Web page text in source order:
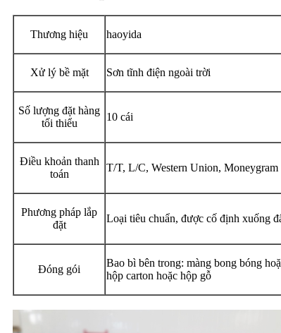
Thương hiệu haoyida
Xử lý bề mặt Sơn tĩnh điện ngoài trời
Số lượng đặt hàng
tối thiểu
10 cái
Điều khoản thanh
toán
T/T, L/C, Western Union, Moneygram
Phương pháp lắp
đặt
Loại tiêu chuẩn, được cố định xuống
Đóng gói
Bao bì bên trong: màng bong bóng
hộp carton hoặc hộp gỗ